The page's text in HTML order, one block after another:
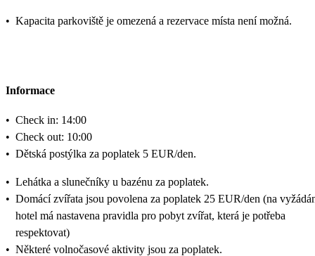
• Kapacita parkoviště je omezená a rezervace místa není možná.
Informace
• Check in: 14:00
• Check out: 10:00
• Dětská postýlka za poplatek 5 EUR/den.
• Lehátka a slunečníky u bazénu za poplatek.
• Domácí zvířata jsou povolena za poplatek 25 EUR/den (na
hotel má nastavena pravidla pro pobyt zvířat, která je potřeba
respektovat)
• Některé volnočasové aktivity jsou za poplatek.